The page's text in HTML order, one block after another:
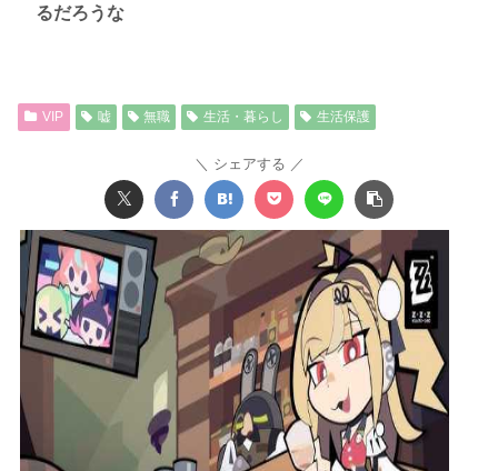
るだろうな
VIP 嘘 無職 生活・暮らし 生活保護
シェアする